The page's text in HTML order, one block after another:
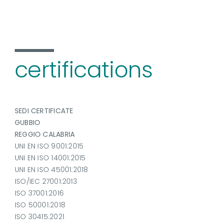
certifications
SEDI CERTIFICATE
GUBBIO
REGGIO CALABRIA
UNI EN ISO 9001:2015
UNI EN ISO 14001:2015
UNI EN ISO 45001:2018
ISO/IEC 27001:2013
ISO 37001:2016
ISO 50001:2018
ISO 30415:2021